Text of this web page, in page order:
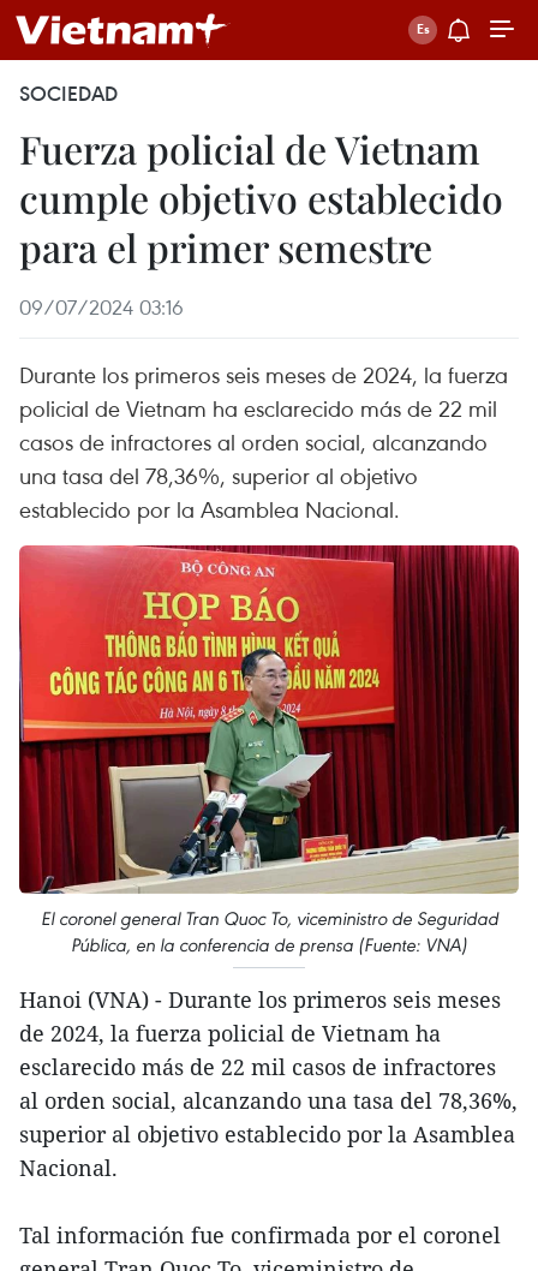
SOCIEDAD
Fuerza policial de Vietnam
cumple objetivo establecido
para el primer semestre
09/07/2024 03:16
Durante los primeros seis meses de 2024, la fuerza
policial de Vietnam ha esclarecido más de 22 mil
casos de infractores al orden social, alcanzando
una tasa del 78,36%, superior al objetivo
establecido por la Asamblea Nacional.
El coronel general Tran Quoc To, viceministro de Seguridad
Pública, en la conferencia de prensa (Fuente: VNA)
Hanoi (VNA) - Durante los primeros seis meses
de 2024, la fuerza policial de Vietnam ha
esclarecido más de 22 mil casos de infractores
al orden social, alcanzando una tasa del 78,36%,
superior al objetivo establecido por la Asamblea
Nacional.
Tal información fue confirmada por el coronel